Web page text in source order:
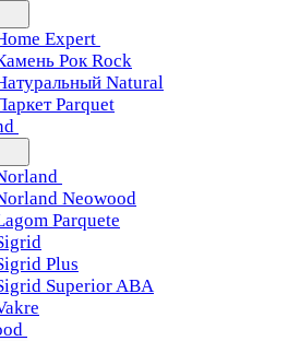
Expert
Рок Rock
Natural
Parquet
Neowood
Parquete
Plus
Superior ABA